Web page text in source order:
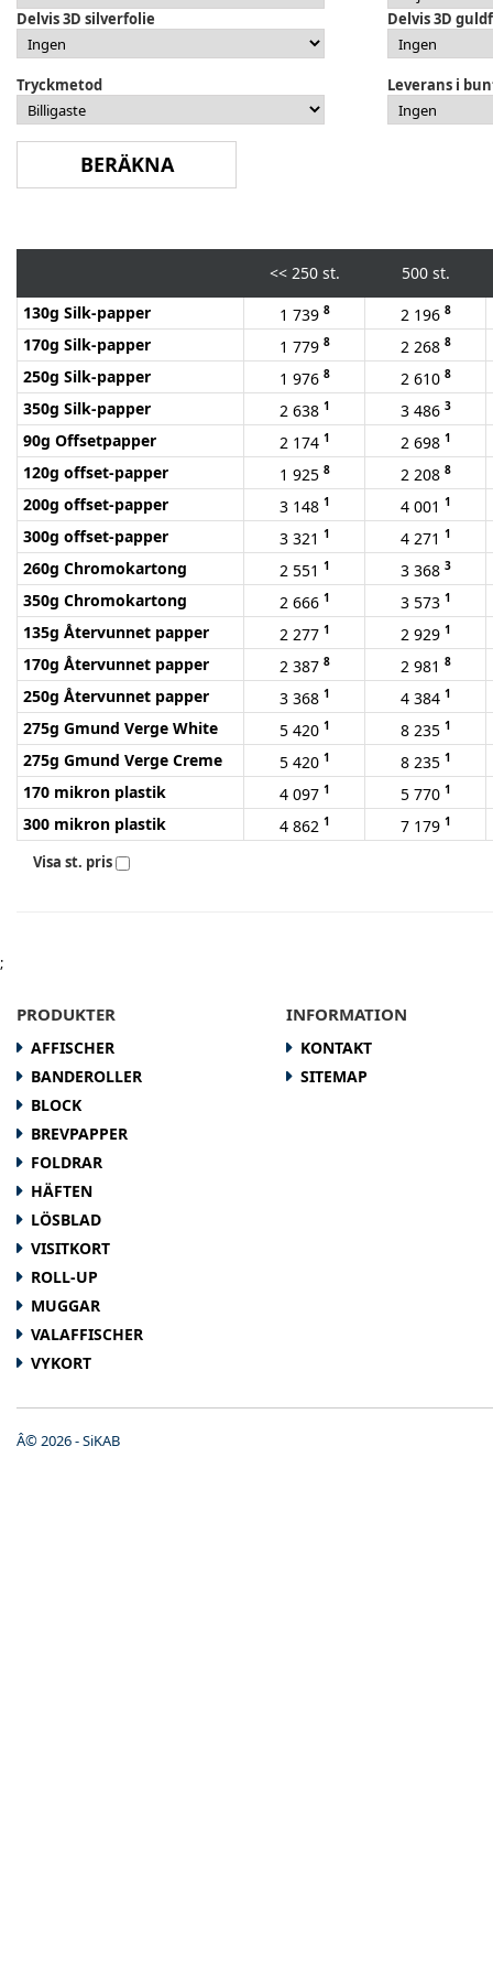
Delvis 3D silverfolie Delvis 3D
Tryckmetod Leverans i
<<250 st.
500 st.
130g Silk-papper
1 739 8 2 196 8
170g Silk-papper 1 779 8 2 268 8
250g Silk-papper 1 976 8 2 610 8
350g Silk-papper 2 638 1 3 486 3
90g Offsetpapper 2 174 1 2 698 1
120g offset-papper 1 925 8 2 208 8
200g offset-papper 3 148 1 4 001 1
300g offset-papper 3 321 1 4 271 1
260g Chromokartong 2 551 1 3 368 3
350g Chromokartong 2 666 1 3 573 1
135g Återvunnet papper 2 277 1 2 929 1
170g Återvunnet papper 2 387 8 2 981 8
250g Återvunnet papper 3 368 1 4 384 1
275g Gmund Verge White 5 420 1 8 235 1
275g Gmund Verge Creme 5 420 1 8 235 1
170 mikron plastik 4 097 1 5 770 1
300 mikron plastik 4 862 1 7 179 1
Visa st. pris
;
PRODUKTER
AFFISCHER
BANDEROLLER
BLOCK
BREVPAPPER
FOLDRAR
HÄFTEN
LÖSBLAD
VISITKORT
ROLL-UP
MUGGAR
VALAFFISCHER
VYKORT
INFORMATION
KONTAKT
SITEMAP
Â© 2026 - SiKAB